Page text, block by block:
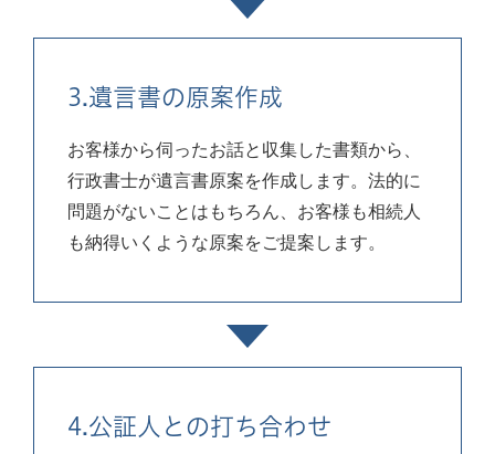
3.遺言書の原案作成
お客様から伺ったお話と収集した書類から、
行政書士が遺言書原案を作成します。法的に
問題がないことはもちろん、お客様も相続人
も納得いくような原案をご提案します。
4.公証人との打ち合わせ